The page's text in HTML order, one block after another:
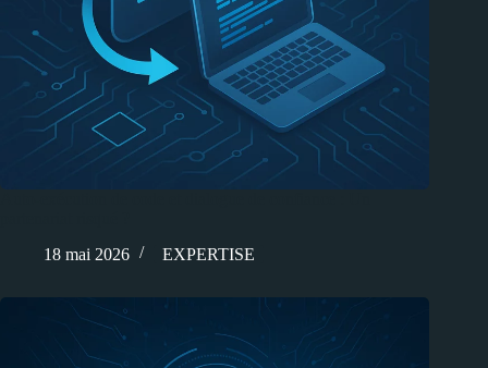
18 mai 2026
EXPERTISE